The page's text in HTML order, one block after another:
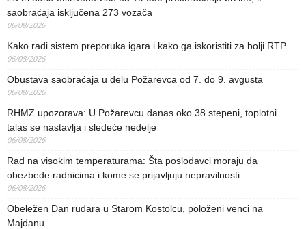
saobraćaja isključena 273 vozača
06/08/2026
Kako radi sistem preporuka igara i kako ga iskoristiti za bolji RTP
06/08/2026
Obustava saobraćaja u delu Požarevca od 7. do 9. avgusta
06/08/2026
RHMZ upozorava: U Požarevcu danas oko 38 stepeni, toplotni
talas se nastavlja i sledeće nedelje
06/08/2026
Rad na visokim temperaturama: Šta poslodavci moraju da
obezbede radnicima i kome se prijavljuju nepravilnosti
06/08/2026
Obeležen Dan rudara u Starom Kostolcu, položeni venci na
Majdanu